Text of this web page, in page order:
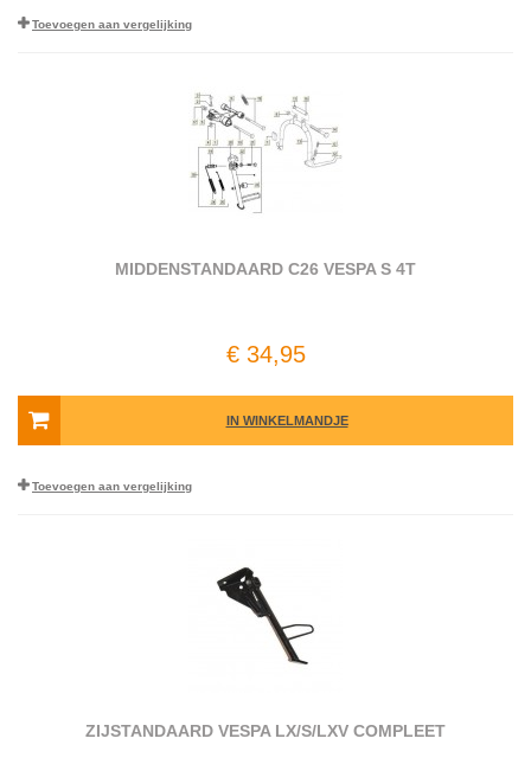
Toevoegen aan vergelijking
MIDDENSTANDAARD C26 VESPA S 4T
€ 34,95
IN WINKELMANDJE
Toevoegen aan vergelijking
ZIJSTANDAARD VESPA LX/S/LXV COMPLEET